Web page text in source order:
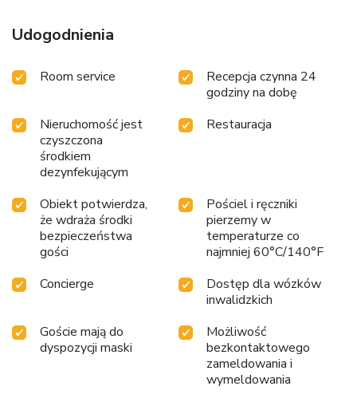
Conveniently located in Makkah Al-Mukarramah, the
property is approximately 62 mi from King Abdulaziz
pilgrimage or business, Makarem Umm AlQura Hotel offers
comfort, convenience, and warm hospitality in one of Islam's
Udogodnienia
Room service
Recepcja czynna 24
godziny na dobę
Nieruchomość jest
czyszczona
środkiem
dezynfekującym
Restauracja
Obiekt potwierdza,
że wdraża środki
bezpieczeństwa
gości
Pościel i ręczniki
pierzemy w
temperaturze co
najmniej 60°C/140°F
Concierge
Dostęp dla wózków
inwalidzkich
Goście mają do
dyspozycji maski
Możliwość
bezkontaktowego
zameldowania i
wymeldowania